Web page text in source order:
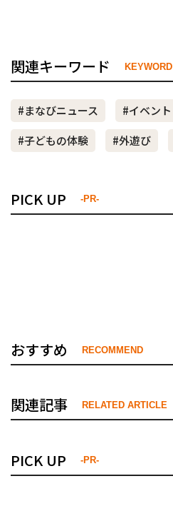
関連キーワード KEYWORD
#まなびニュース #イベント
#子どもの体験
#外遊び
PICK UP -PR-
おすすめ RECOMMEND
関連記事 RELATED ARTICLE
PICK UP -PR-